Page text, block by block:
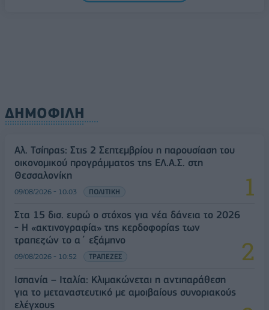
ΔΗΜΟΦΙΛΗ
Αλ. Τσίπρας: Στις 2 Σεπτεμβρίου η παρουσίαση του
οικονομικού προγράμματος της ΕΛ.Α.Σ. στη
Θεσσαλονίκη
09/08/2026 - 10:03 ΠΟΛΙΤΙΚΗ
Στα 15 δισ. ευρώ ο στόχος για νέα δάνεια το 2026
- Η «ακτινογραφία» της κερδοφορίας των
τραπεζών το α΄ εξάμηνο
09/08/2026 - 10:52 ΤΡΑΠΕΖΕΣ
Ισπανία – Ιταλία: Κλιμακώνεται η αντιπαράθεση
για το μεταναστευτικό με αμοιβαίους συνοριακούς
ελέγχους